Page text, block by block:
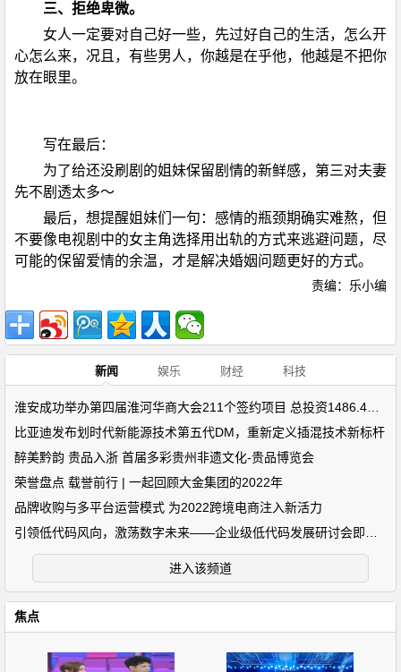
三、拒绝卑微。
女人一定要对自己好一些，先过好自己的生活，怎么开
心怎么来，况且，有些男人，你越是在乎他，他越是不把你
放在眼里。
写在最后：
为了给还没刷剧的姐妹保留剧情的新鲜感，第三对夫妻
先不剧透太多～
最后，想提醒姐妹们一句：感情的瓶颈期确实难熬，但
不要像电视剧中的女主角选择用出轨的方式来逃避问题，尽
可能的保留爱情的余温，才是解决婚姻问题更好的方式。
责编：乐小编
新闻 娱乐 财经 科技
比亚迪发布划时代新能源技术第五代DM，重新定义插混技术新标杆
醉美黔韵 贵品入浙 首届多彩贵州非遗文化-贵品博览会
荣誉盘点 载誉前行 | 一起回顾大金集团的2022年
品牌收购与多平台运营模式 为2022跨境电商注入新活力
进入该频道
焦点